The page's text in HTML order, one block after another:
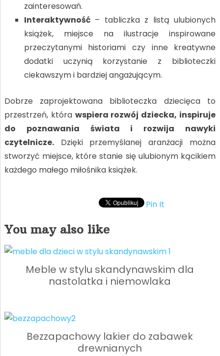
zainteresowań.
Interaktywność – tabliczka z listą ulubionych
książek, miejsce na ilustracje inspirowane
przeczytanymi historiami czy inne kreatywne
dodatki uczynią korzystanie z biblioteczki
ciekawszym i bardziej angażującym.
Dobrze zaprojektowana biblioteczka dziecięca to
przestrzeń, która wspiera rozwój dziecka, inspiruje
do poznawania świata i rozwija nawyki
czytelnicze.Dzięki przemyślanej aranżacji można
stworzyć miejsce, które stanie się ulubionym kącikiem
każdego małego miłośnika książek.
Pin It
You may also like
Meble w stylu skandynawskim dla
nastolatka i niemowlaka
Bezzapachowy lakier do zabawek
drewnianych